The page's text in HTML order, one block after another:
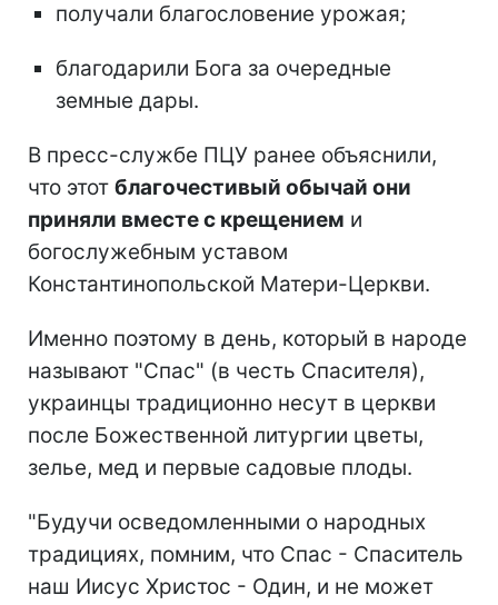
получали благословение урожая;
благодарили Бога за очередные
земные дары.
В пресс-службе ПЦУ ранее объяснили,
что этот благочестивый обычай они
приняли вместе с крещением и
богослужебным уставом
Константинопольской Матери-Церкви.
Именно поэтому в день, который в народе
называют "Спас" (в честь Спасителя),
украинцы традиционно несут в церкви
после Божественной литургии цветы,
зелье, мед и первые садовые плоды.
"Будучи осведомленными о народных
традициях, помним, что Спас - Спаситель
наш Иисус Христос - Один, и не может